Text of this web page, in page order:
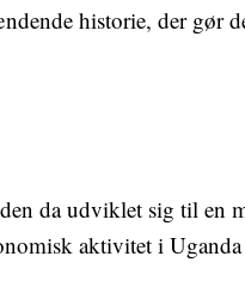
historie, der gør
da udviklet sig til en
aktivitet i